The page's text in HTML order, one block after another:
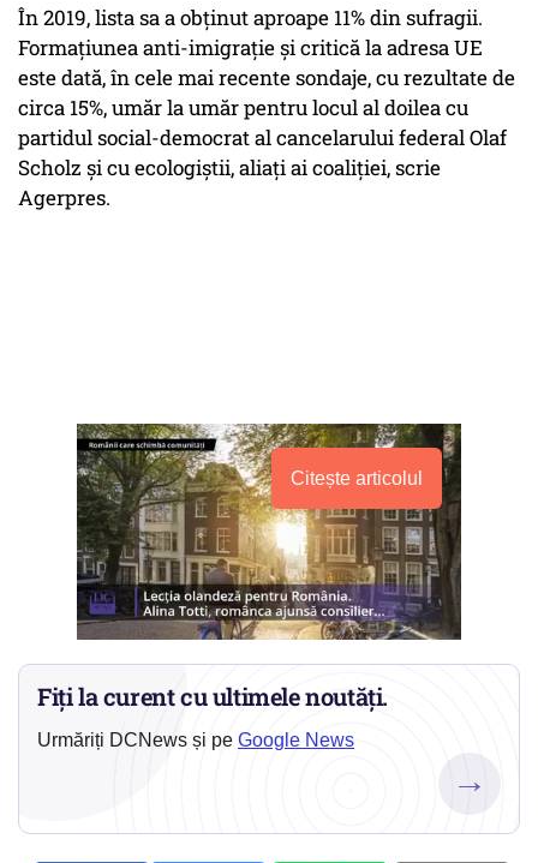
În 2019, lista sa a obţinut aproape 11% din sufragii.
Formaţiunea anti-imigraţie şi critică la adresa UE
este dată, în cele mai recente sondaje, cu rezultate de
circa 15%, umăr la umăr pentru locul al doilea cu
partidul social-democrat al cancelarului federal Olaf
Scholz şi cu ecologiştii, aliaţi ai coaliţiei, scrie
Agerpres.
Citește articolul
Fiți la curent cu ultimele noutăți.
Urmăriți DCNews și pe Google News
→